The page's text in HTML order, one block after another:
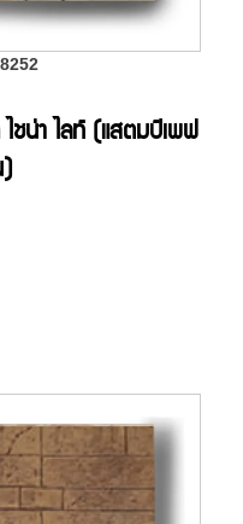
ชน่า ไลท์ (แสตมป์เพฟ
)